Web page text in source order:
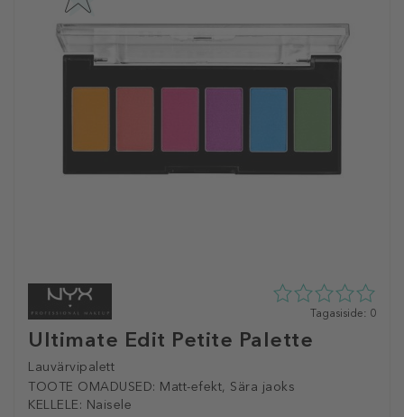
Ultimate Edit Petite Palette
Lauvärvipalett
TOOTE OMADUSED: Matt-efekt, Sära jaoks
KELLELE: Naisele
0
5st
Tagasiside: 0